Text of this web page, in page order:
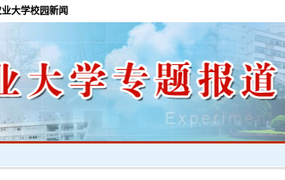
业大学校园新闻